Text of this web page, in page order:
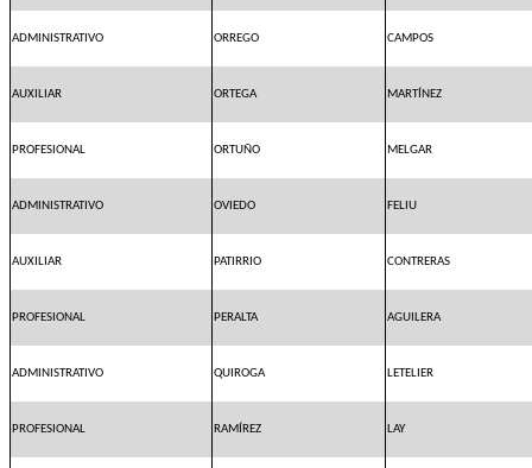
ADMINISTRATIVO ORREGO CAMPOS
AUXILIAR ORTEGA MARTÍNEZ
PROFESIONAL ORTUÑO MELGAR
ADMINISTRATIVO OVIEDO FELIU
AUXILIAR PATIRRIO CONTRERAS
PROFESIONAL PERALTA AGUILERA
ADMINISTRATIVO QUIROGA LETELIER
PROFESIONAL RAMÍREZ LAY